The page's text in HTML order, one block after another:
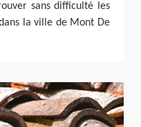
sans difficulté les
la ville de Mont De